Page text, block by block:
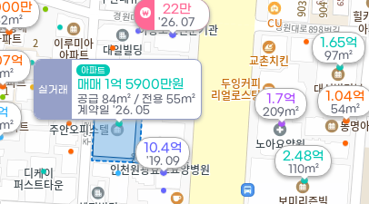
억
2.48억
110m²
22만
'26. 07
실거래
아파트
매매 1억 5900만원
공급 84m² / 전용 55m²
계약일 '26. 05
1.04억
54m²
1.65억
97m²
만
10.4억
'19. 09
1.7억
209m²